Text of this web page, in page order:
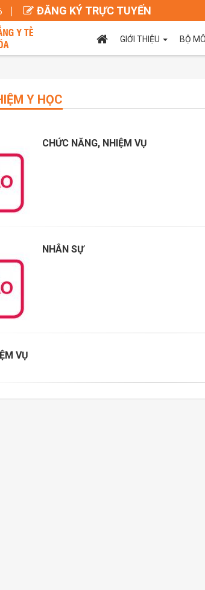
ĐĂNG KÝ TRỰC TUYẾN
GIỚI THIỆU BỘ
Y HỌC
CHỨC NĂNG, NHIỆM VỤ
NHÂN SỰ
VỤ